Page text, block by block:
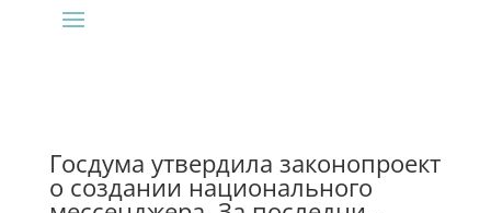
Госдума утвердила законопроект
о создании национального